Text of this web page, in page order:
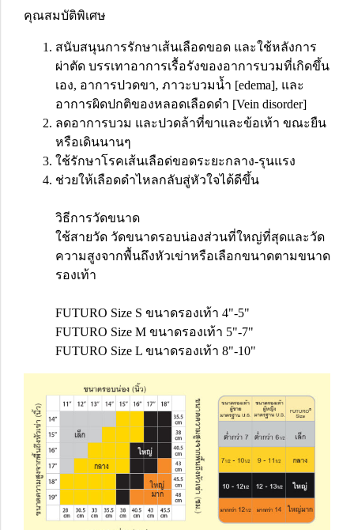
คุณสมบัติพิเศษ
สนับสนุนการรักษาเส้นเลือดขอด และใช้หลังการ
ผ่าตัด บรรเทาอาการเรื้อรังของอาการบวมที่เกิดขึ้น
เอง, อาการปวดขา, ภาวะบวมน้ำ [edema], และ
อาการผิดปกติของหลอดเลือดดำ [Vein disorder]
ลดอาการบวม และปวดล้าที่ขาและข้อเท้า ขณะยืน
หรือเดินนานๆ
ใช้รักษาโรคเส้นเลือด่ขอดระยะกลาง-รุนแรง
ช่วยให้เลือดดำไหลกลับสู่หัวใจได้ดีขึ้น
วิธีการวัดขนาด
ใช้สายวัด วัดขนาดรอบน่องส่วนที่ใหญ่ที่สุดและวัด
ความสูงจากพื้นถึงหัวเข่าหรือเลือกขนาดตามขนาด
รองเท้า
FUTURO Size S ขนาดรองเท้า 4"-5"
FUTURO Size M ขนาดรองเท้า 5"-7"
FUTURO Size L ขนาดรองเท้า 8"-10"